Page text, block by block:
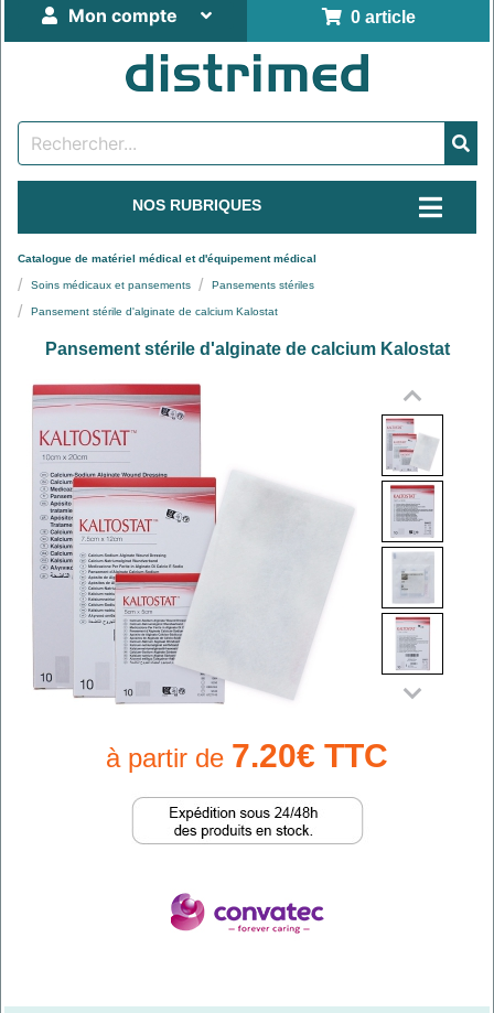
0 article
Mon compte
NOS RUBRIQUES
Catalogue de matériel médical et d'équipement médical
Soins médicaux et pansements Pansements stériles
Pansement stérile d'alginate de calcium Kalostat
Pansement stérile d'alginate de calcium Kalostat
à partir de 7.20€ TTC